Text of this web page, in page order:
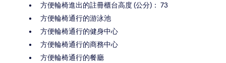
方便輪椅進出的註冊櫃台高度 (公分)： 73
方便輪椅通行的游泳池
方便輪椅通行的健身中心
方便輪椅通行的商務中心
方便輪椅通行的餐廳